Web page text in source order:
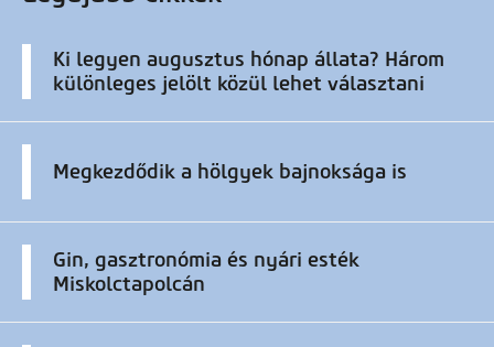
Ki legyen augusztus hónap állata? Három
különleges jelölt közül lehet választani
Megkezdődik a hölgyek bajnoksága is
Gin, gasztronómia és nyári esték
Miskolctapolcán